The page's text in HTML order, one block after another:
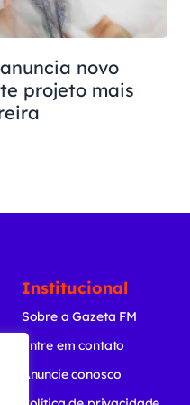
novo
projeto mais
Institucional
Sobre a Gazeta FM
Entre em contato
Anuncie conosco